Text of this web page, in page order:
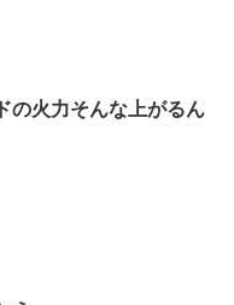
の火力そんな上がるん